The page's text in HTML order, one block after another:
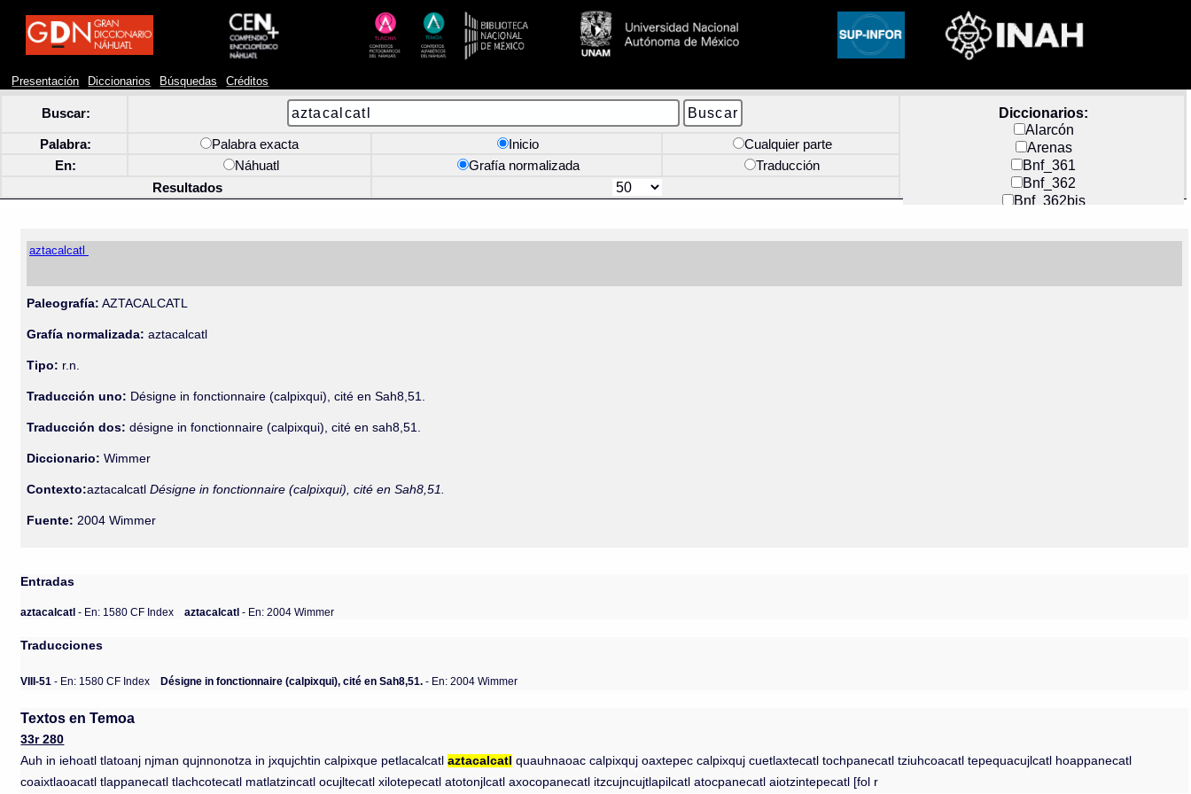
Presentación Diccionarios Búsquedas Créditos
Buscar:
Diccionarios:
Alarcón
Arenas
Bnf_361
Bnf_362
Bnf_362bis
Docs_México
Palabra: Palabra exacta Inicio
Cualquier parte
En:
Náhuatl Grafía normalizada
Traducción
Resultados
aztacalcatl
Paleografía: AZTACALCATL
Grafía normalizada: aztacalcatl
Tipo: r.n.
Traducción uno: Désigne in fonctionnaire (calpixqui), cité en Sah8,51.
Traducción dos: désigne in fonctionnaire (calpixqui), cité en sah8,51.
Diccionario:Wimmer
Contexto:aztacalcatlDésigne in fonctionnaire (calpixqui), cité en Sah8,51.
Fuente: 2004 Wimmer
Entradas
aztacalcatl- En: 1580 CF Index aztacalcatl- En: 2004 Wimmer
Traducciones
VIII-51 - En: 1580 CF Index Désigne in fonctionnaire (calpixqui), cité en Sah8,51. - En: 2004 Wimmer
Textos en Temoa
33r 280
Auh in iehoatl tlatoanj njman qujnnonotza in jxqujchtin calpixque petlacalcatlaztacalcatl quauhnaoac calpixquj oaxtepec calpixquj cuetlaxtecatl tochpanecatl tziuhcoacatl tepequacujlcatl hoappanecatl
coaixtlaoacatl tlappanecatl tlachcotecatl matlatzincatl ocujltecatl xilotepecatl atotonjlcatl axocopanecatl itzcujncujtlapilcatl atocpanecatl aiotzintepecatl [fol r